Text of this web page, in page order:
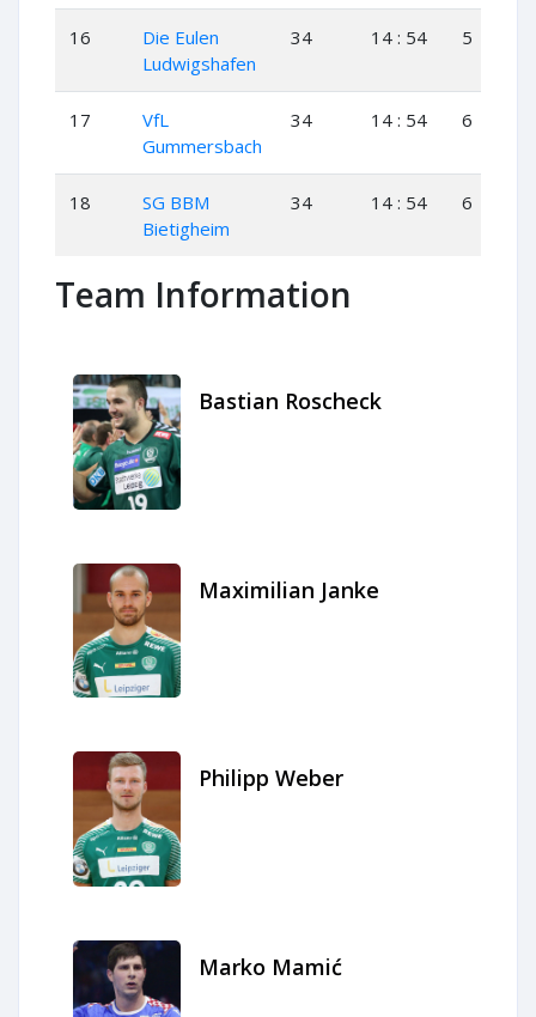
16
Die Eulen
Ludwigshafen
34 14 : 54 5
17
VfL
Gummersbach
34 14 : 54 6
18
SG BBM
Bietigheim
34 14 : 54 6
Team Information
Bastian Roscheck
Maximilian Janke
Philipp Weber
Marko Mamić